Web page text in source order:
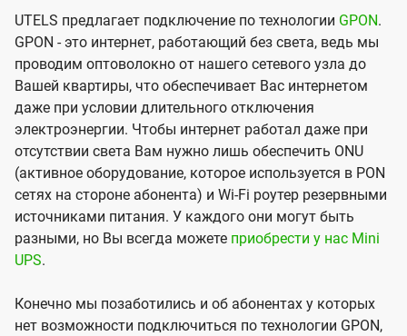
UTELS предлагает подключение по технологии GPON.
GPON - это интернет, работающий без света, ведь мы
проводим оптоволокно от нашего сетевого узла до
Вашей квартиры, что обеспечивает Вас интернетом
даже при условии длительного отключения
электроэнергии. Чтобы интернет работал даже при
отсутствии света Вам нужно лишь обеспечить ONU
(активное оборудование, которое используется в PON
сетях на стороне абонента) и Wi-Fi роутер резервными
источниками питания. У каждого они могут быть
разными, но Вы всегда можете приобрести у нас Mini
UPS.
Конечно мы позаботились и об абонентах у которых
нет возможности подключиться по технологии GPON,